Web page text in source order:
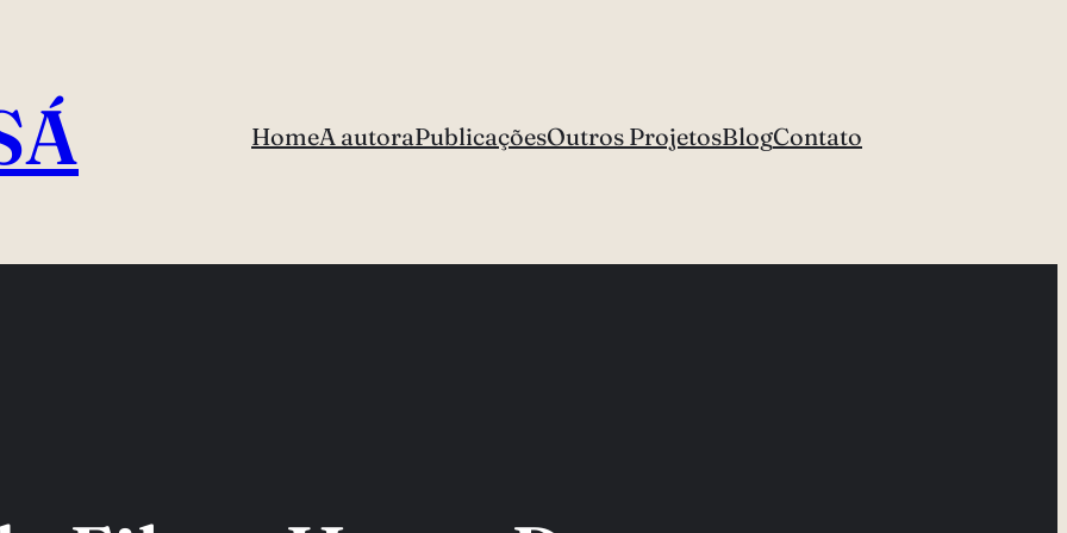
HomeA autoraPublicaçõesOutros ProjetosBlogContato